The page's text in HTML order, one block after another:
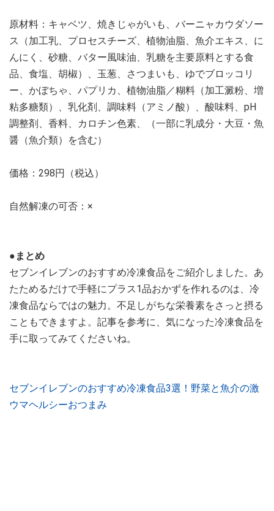
原材料：キャベツ、焼きじゃがいも、バーニャカウダソー
ス（加工乳、プロセスチーズ、植物油脂、魚介エキス、に
んにく、砂糖、バター風味油、乳糖を主要原料とする食
品、食塩、胡椒）、玉葱、さつまいも、ゆでブロッコリ
ー、かぼちゃ、パプリカ、植物油脂／糊料（加工澱粉、増
粘多糖類）、乳化剤、調味料（アミノ酸）、酸味料、pH
調整剤、香料、カロチン色素、（一部に乳成分・大豆・魚
醤（魚介類）を含む）
価格：298円（税込）
自然解凍の可否：×
●まとめ
セブンイレブンのおすすめ冷凍食品をご紹介しました。あ
たためるだけで手軽にプラス1品おかずを作れるのは、冷
凍食品ならではの魅力。不足しがちな栄養素をさっと摂る
こともできますよ。記事を参考に、気になった冷凍食品を
手に取ってみてくださいね。
セブンイレブンのおすすめ冷凍食品3選！野菜と魚介の激
ウマヘルシーおつまみ